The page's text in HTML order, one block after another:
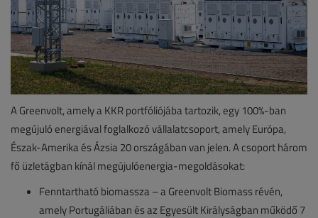
A Greenvolt, amely a KKR portfóliójába tartozik, egy 100%-ban
megújuló energiával foglalkozó vállalatcsoport, amely Európa,
Észak-Amerika és Ázsia 20 országában van jelen. A csoport három
fő üzletágban kínál megújulóenergia-megoldásokat:
Fenntartható biomassza – a Greenvolt Biomass révén,
amely Portugáliában és az Egyesült Királyságban működő 7